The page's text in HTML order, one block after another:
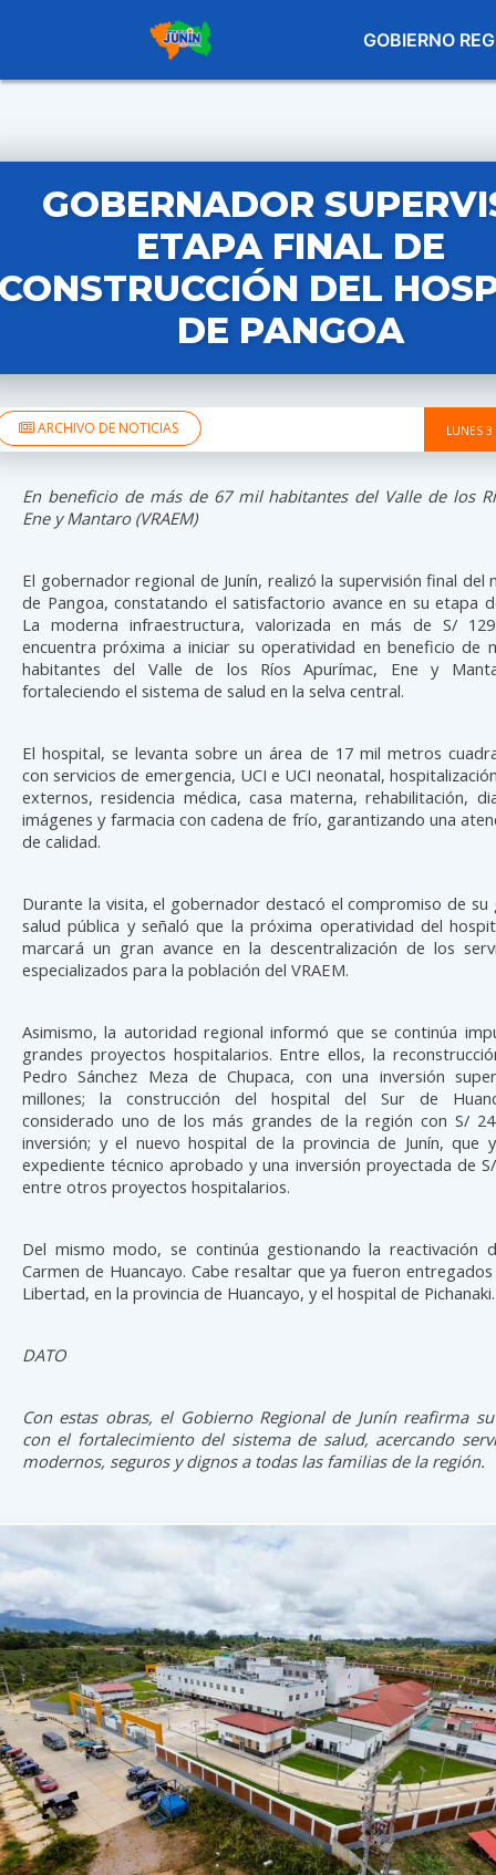
GOBIERNO
GOBERNADOR
ETAPA FINAL DE
DEL
DE PANGOA
LUNES
ARCHIVO DE NOTICIAS
En beneficio de más de 67 mil habitantes del Valle de los
Ene y Mantaro (VRAEM)
El gobernador regional de Junín, realizó la supervisión final del
de Pangoa, constatando el satisfactorio avance en su etapa
La moderna infraestructura, valorizada en más de S/
encuentra próxima a iniciar su operatividad en beneficio de
habitantes del Valle de los Ríos Apurímac, Ene y
fortaleciendo el sistema de salud en la selva central.
El hospital, se levanta sobre un área de 17 mil metros
con servicios de emergencia, UCI e UCI neonatal,
externos, residencia médica, casa materna, rehabilitación,
imágenes y farmacia con cadena de frío, garantizando una
de calidad.
Durante la visita, el gobernador destacó el compromiso de su
salud pública y señaló que la próxima operatividad del
marcará un gran avance en la descentralización de los
especializados para la población del VRAEM.
Asimismo, la autoridad regional informó que se continúa
grandes proyectos hospitalarios. Entre ellos, la
Pedro Sánchez Meza de Chupaca, con una inversión
millones; la construcción del hospital del Sur de
considerado uno de los más grandes de la región con S/
inversión; y el nuevo hospital de la provincia de Junín, que
expediente técnico aprobado y una inversión proyectada de
entre otros proyectos hospitalarios.
Del mismo modo, se continúa gestionando la reactivación
Carmen de Huancayo. Cabe resaltar que ya fueron
Libertad, en la provincia de Huancayo, y el hospital de Pichanaki.
DATO
Con estas obras, el Gobierno Regional de Junín reafirma
con el fortalecimiento del sistema de salud, acercando
modernos, seguros y dignos a todas las familias de la región.